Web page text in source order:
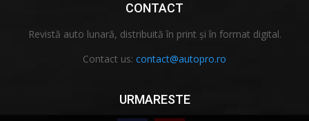
CONTACT
Revistă auto lunară, distribuită în print și în format digital.
Contact us: contact@autopro.ro
URMARESTE